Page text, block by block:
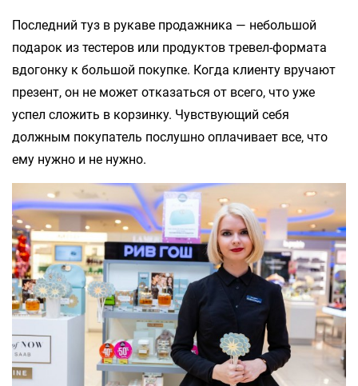
Последний туз в рукаве продажника — небольшой
подарок из тестеров или продуктов тревел-формата
вдогонку к большой покупке. Когда клиенту вручают
презент, он не может отказаться от всего, что уже
успел сложить в корзинку. Чувствующий себя
должным покупатель послушно оплачивает все, что
ему нужно и не нужно.